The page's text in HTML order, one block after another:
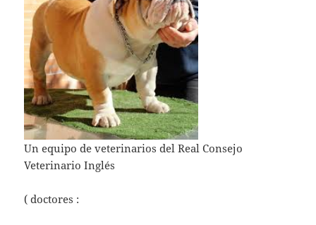
Un equipo de veterinarios del Real Consejo
Veterinario Inglés
( doctores :